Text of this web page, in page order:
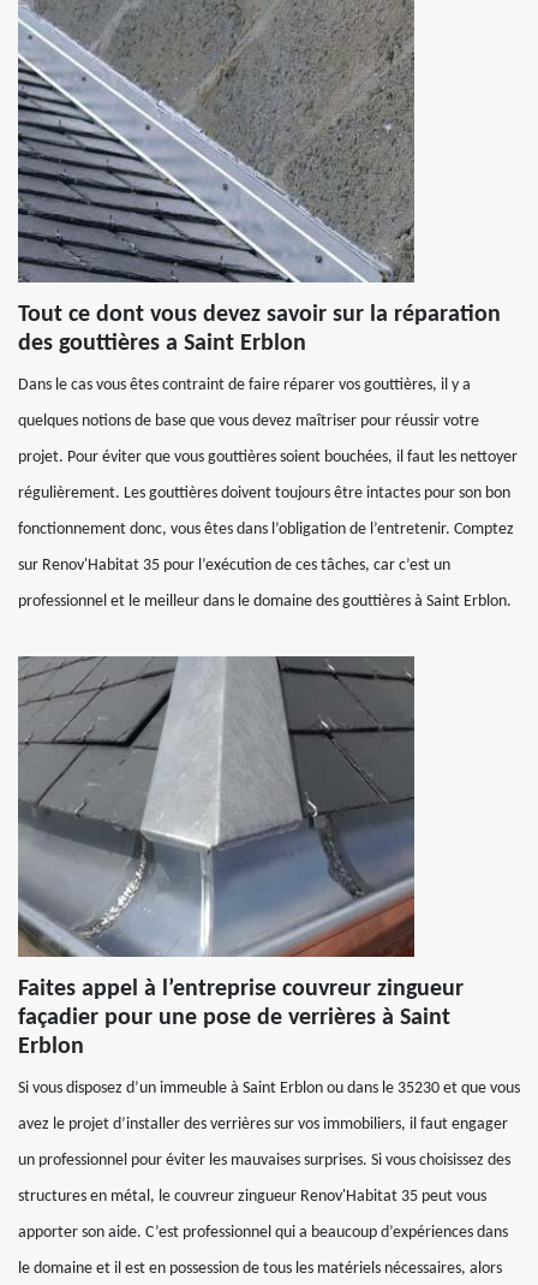
Tout ce dont vous devez savoir sur la réparation
des gouttières a Saint Erblon
Dans le cas vous êtes contraint de faire réparer vos gouttières, il y a
quelques notions de base que vous devez maîtriser pour réussir votre
projet. Pour éviter que vous gouttières soient bouchées, il faut les nettoyer
régulièrement. Les gouttières doivent toujours être intactes pour son bon
fonctionnement donc, vous êtes dans l’obligation de l’entretenir. Comptez
sur Renov'Habitat 35 pour l’exécution de ces tâches, car c’est un
professionnel et le meilleur dans le domaine des gouttières à Saint Erblon.
Faites appel à l’entreprise couvreur zingueur
façadier pour une pose de verrières à Saint
Erblon
Si vous disposez d’un immeuble à Saint Erblon ou dans le 35230 et que vous
avez le projet d’installer des verrières sur vos immobiliers, il faut engager
un professionnel pour éviter les mauvaises surprises. Si vous choisissez des
structures en métal, le couvreur zingueur Renov'Habitat 35 peut vous
apporter son aide. C’est professionnel qui a beaucoup d’expériences dans
le domaine et il est en possession de tous les matériels nécessaires, alors